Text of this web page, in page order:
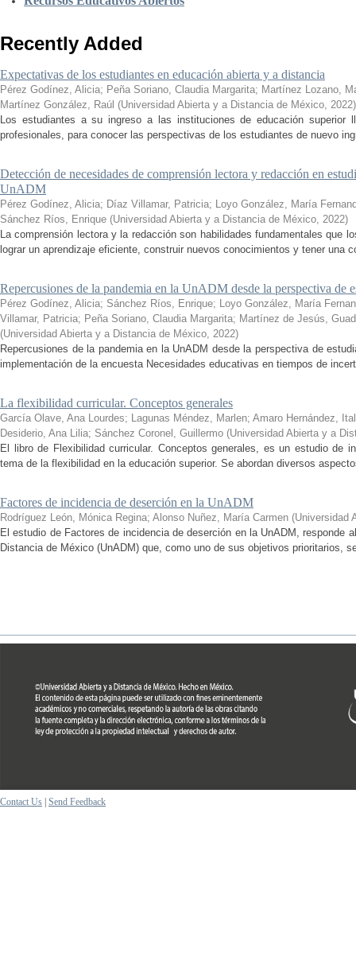
Recently Added
Expectativas de los estudiantes en educación abierta y a distancia
Pérez Godínez, Alicia; Peña Soriano, Claudia Margarita; Martínez Lozano,
Martínez González, Raúl (Universidad Abierta y a Distancia de México, 2022)
Los estudiantes a su ingreso a las instituciones de educación superior
profesionales, para conocer las perspectivas de los estudiantes de nuevo
Detección de necesidades de comprensión lectora y redacción en
UnADM
Pérez Godínez, Alicia; Díaz Villamar, Patricia; Loyo González, María
Sánchez Ríos, Enrique (Universidad Abierta y a Distancia de México, 2022)
La comprensión lectora y la redacción son habilidades fundamentales que
lograr un aprendizaje eficiente, construir nuevos conocimientos y tener una
Repercusiones de la pandemia en la UnADM desde la perspectiva de
Pérez Godínez, Alicia; Sánchez Ríos, Enrique; Loyo González, María
Villamar, Patricia; Peña Soriano, Claudia Margarita; Martínez de Jesús,
(Universidad Abierta y a Distancia de México, 2022)
Repercusiones de la pandemia en la UnADM desde la perspectiva de
implementación de la encuesta Necesidades educativas en tiempos de
La flexibilidad curricular. Conceptos generales
García Olave, Ana Lourdes; Lagunas Méndez, Marlen; Amaro Hernández,
Desiderio, Ana Lilia; Sánchez Coronel, Guillermo (Universidad Abierta y a
El libro de Flexibilidad curricular. Conceptos generales, es un estudio de
tema de la flexibilidad en la educación superior. Se abordan diversos
Factores de incidencia de deserción en la UnADM
Rodríguez León, Mónica Regina; Alonso Nuñez, María Carmen (Universidad
El estudio de Factores de incidencia de deserción en la UnADM, responde
Distancia de México (UnADM) que, como uno de sus objetivos prioritarios,
Contact Us Send Feedback